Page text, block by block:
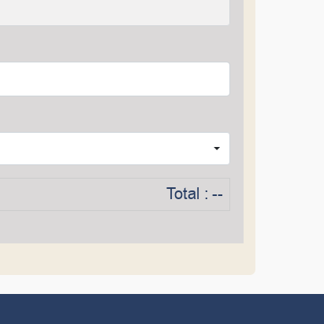
Total : --